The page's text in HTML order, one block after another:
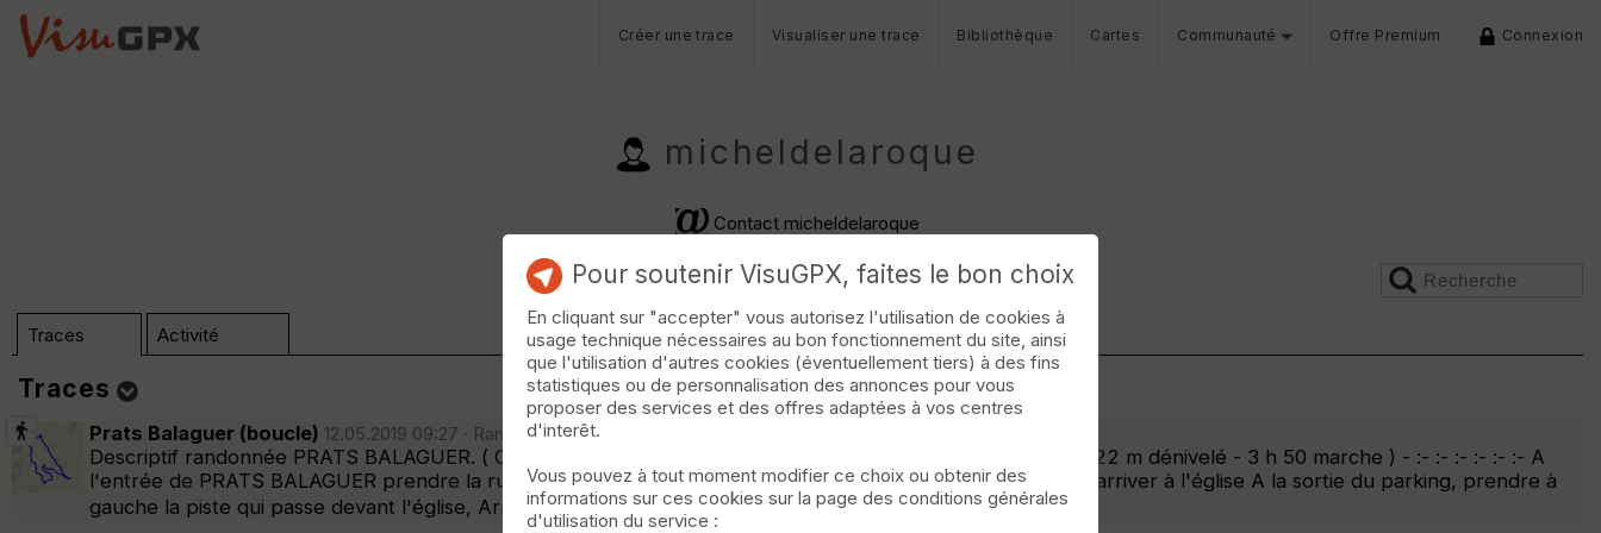
Créer une trace Visualiser une trace Bibliothèque Cartes Communauté Offre Premium Connexion
micheldelaroque
Contact micheldelaroque
Traces Activité
Traces
Dossier (n°0)
Trier
Prats Balaguer (boucle) 12.05.2019 09:27 · Randonnée Pédestre · 12 km · D+780 m · 2152 vus · 83 téléchargements ·
Descriptif randonnée PRATS BALAGUER. ( Cabana d'Aixeques - Pic Cucurucull- Collets d'Avall ) ( 12 km - 722 m dénivelé - 3 h 50 marche ) - :- :- :- :- :- :- A
l'entrée de PRATS BALAGUER prendre la rue sur votre gauche et stationner à gauche sur parking avant d'arriver à l'église A la sortie du parking, prendre à
gauche la piste qui passe devant l'église, Arrivé aux ruines du ch�
Pour soutenir VisuGPX, faites le bon choix
En cliquant sur "accepter" vous autorisez l'utilisation de cookies à
usage technique nécessaires au bon fonctionnement du site, ainsi
que l'utilisation d'autres cookies (éventuellement tiers) à des fins
statistiques ou de personnalisation des annonces pour vous
proposer des services et des offres adaptées à vos centres
d'interêt.
Vous pouvez à tout moment modifier ce choix ou obtenir des
informations sur ces cookies sur la page des conditions générales
d'utilisation du service :